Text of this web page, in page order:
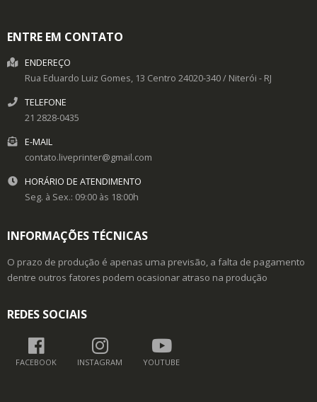
ENTRE EM CONTATO
ENDEREÇO
Rua Eduardo Luiz Gomes, 13 Centro 24020-340/ Niterói - RJ
TELEFONE
21 2828-0435
E-MAIL
contato.liveprinter@gmail.com
HORÁRIO DE ATENDIMENTO
Seg. à Sex.: 09:00 às 18:00h
INFORMAÇÕES TÉCNICAS
O prazo de produção é apenas uma previsão, a falta de pagamento
dentre outros fatores podem ocasionar atraso na produção
REDES SOCIAIS
FACEBOOK INSTAGRAM YOUTUBE